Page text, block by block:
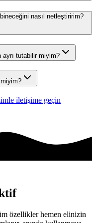
nasıl netleştiririm?
ayrı tutabilir miyim?
iletişime geçin
özellikler hemen elinizin